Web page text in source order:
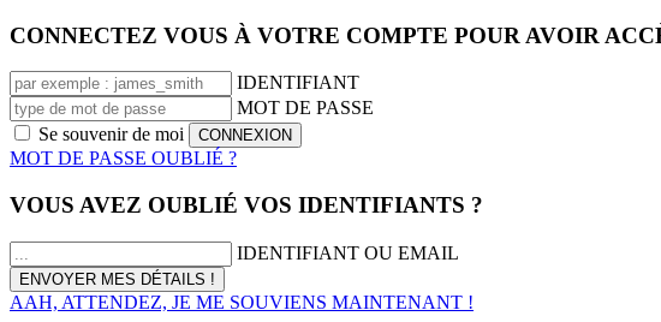
CONNECTEZ VOUS À VOTRE COMPTE POUR AVOIR
IDENTIFIANT
MOT DE PASSE
Se souvenir de moi
MOT DE PASSE OUBLIÉ ?
VOUS AVEZ OUBLIÉ VOS IDENTIFIANTS ?
IDENTIFIANT OU EMAIL
AAH, ATTENDEZ, JE ME SOUVIENS MAINTENANT !